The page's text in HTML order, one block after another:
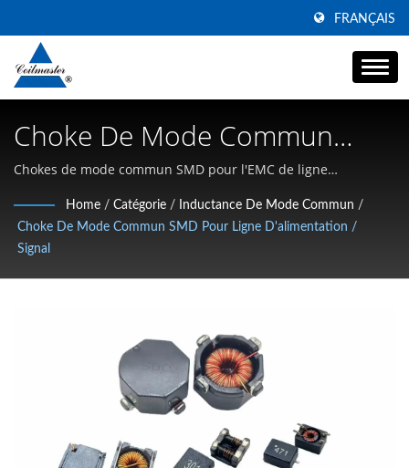
FRANÇAIS
Choke De Mode Commun
SMD Pour Ligne
D'alimentation / Signal |
Fabricant D'inducteurs De
Puissance À Courant Élevé |
Chokes de mode commun SMD pour l'EMC de ligne
Spécialisé dans les inducteurs SMD à courant élevé, les
chokes en mode commun et les magnétiques haute
fréquence
Home / Catégorie / Inductance De Mode Commun /
Choke De Mode Commun SMD Pour Ligne D'alimentation /
Signal